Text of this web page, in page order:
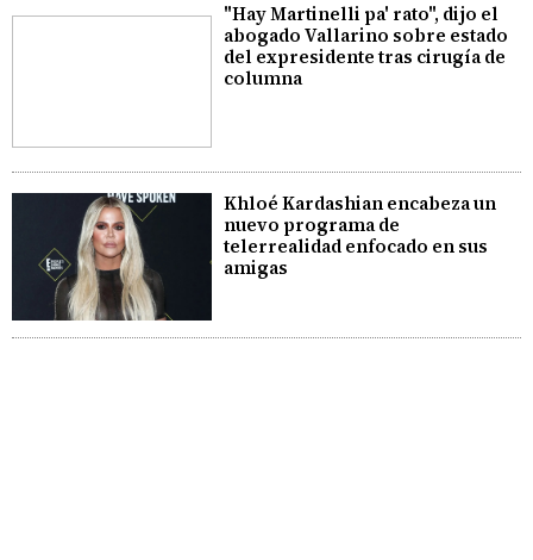
"Hay Martinelli pa' rato", dijo el
abogado Vallarino sobre estado
del expresidente tras cirugía de
columna
Khloé Kardashian encabeza un
nuevo programa de
telerrealidad enfocado en sus
amigas